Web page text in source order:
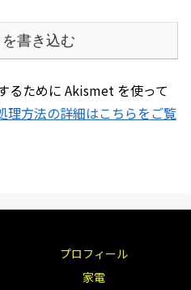
書き込む
るために Akismet を使って
理方法の詳細はこちらをご覧
プロフィール
家電